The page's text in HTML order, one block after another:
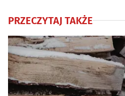
PRZECZYTAJ TAKŻE